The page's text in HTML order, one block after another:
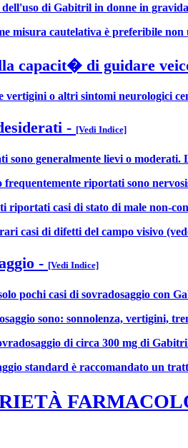
di Gabitril in donne in
misura cautelativa è preferibile
capacit� di guidare
vertigini o altri sintomi neurologici
- [Vedi Indice]
sono generalmente lievi o moderati.
frequentemente riportati sono
riportati casi di stato di male non-
casi di difetti del campo visivo
- [Vedi Indice]
pochi casi di sovradosaggio con
sono: sonnolenza, vertigini,
di circa 300 mg di
standard è raccomandato un